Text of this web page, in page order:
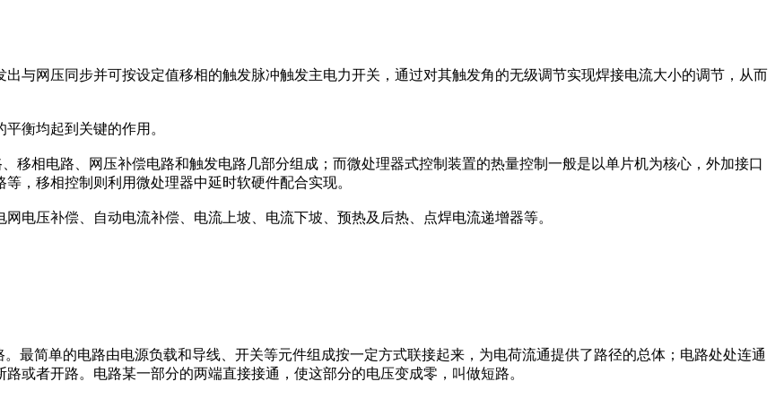
与网压同步并可按设定值移相的触发脉冲触发主电力开关，通过对其触发角的无级调节实现焊接电流大小的调节，从而
衡均起到关键的作用。
移相电路、网压补偿电路和触发电路几部分组成；而微处理器式控制装置的热量控制一般是以单片机为核心，外加接口
，移相控制则利用微处理器中延时软硬件配合实现。
电压补偿、自动电流补偿、电流上坡、电流下坡、预热及后热、点焊电流递增器等。
。最简单的电路由电源负载和导线、开关等元件组成按一定方式联接起来，为电荷流通提供了路径的总体；电路处处连通
或者开路。电路某一部分的两端直接接通，使这部分的电压变成零，叫做短路。